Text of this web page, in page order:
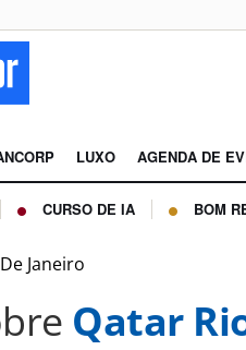
LUXO AGENDA DE
CURSO DE IA BOM
Janeiro
Qatar